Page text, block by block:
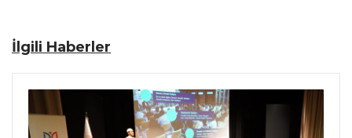
İlgili Haberler